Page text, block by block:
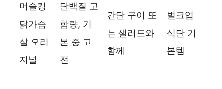
머슬킹
닭가슴
살 오리
지널
단백질 고
함량, 기
본 중 고
전
간단 구이 또
는 샐러드와
함께
벌크업
식단 기
본템